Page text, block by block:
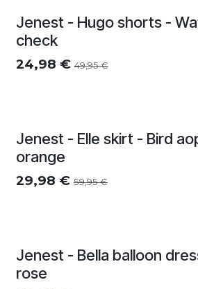
Jenest - Hugo shorts -
check
24,98 € 49,95€
Jenest - Elle skirt - Bird
orange
29,98 € 59,95€
Jenest - Bella balloon
rose